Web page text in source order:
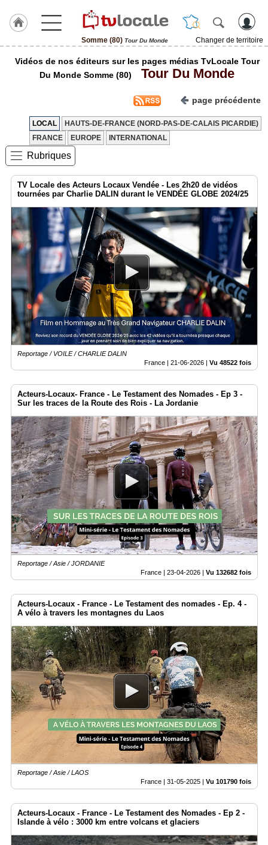
Somme (80) Tour Du Monde
Changer de territoire
J'adhère
TvLocale
France
Accueil
RUBRIQUES
Agenda
Gazette
Vidéos
Médias
groupe
Blogs
Inscription
pro
éditeur
Vidéos de nos éditeurs sur les pages médias TvLocale Tour
Du Monde Somme (80)
Tour Du Monde
page précédente
LOCAL
HAUTS-DE-FRANCE (NORD-PAS-DE-CALAIS PICARDIE)
FRANCE
EUROPE INTERNATIONAL
Rubriques
TV Locale des Acteurs Locaux Vendée - Les 2h20 de vidéos
tournées par Charlie DALIN durant le VENDÉE GLOBE 2024/25
Reportage / VOILE / CHARLIE DALIN
France | 21-06-2026 Vu 48522 fois
Acteurs-Locaux- France - Le Testament des Nomades - Ep 3 -
Sur les traces de la Route des Rois - La Jordanie
Reportage / Asie / JORDANIE
France | 23-04-2026 | Vu 132682 fois
Acteurs-Locaux - France - Le Testament des nomades - Ep. 4 -
A vélo à travers les montagnes du Laos
Reportage / Asie / LAOS
France | 31-05-2025 | Vu 101790 fois
Acteurs-Locaux - France - Le Testament des Nomades - Ep 2 -
Islande à vélo : 3000 km entre volcans et glaciers